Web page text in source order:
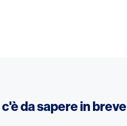
da sapere in breve